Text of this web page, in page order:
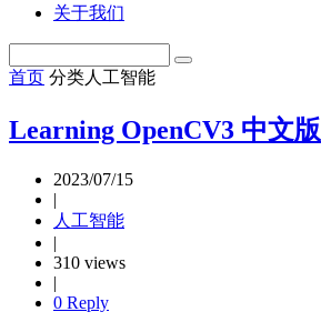
关于我们
首页 分类人工智能
Learning OpenCV3 中文版
2023/07/15
|
人工智能
|
310 views
|
0 Reply